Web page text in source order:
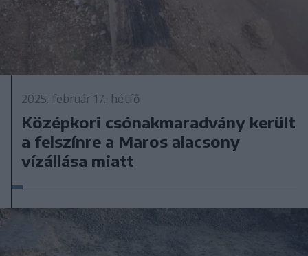
2025. február 17., hétfő
Középkori csónakmaradvány került
a felszínre a Maros alacsony
vízállása miatt